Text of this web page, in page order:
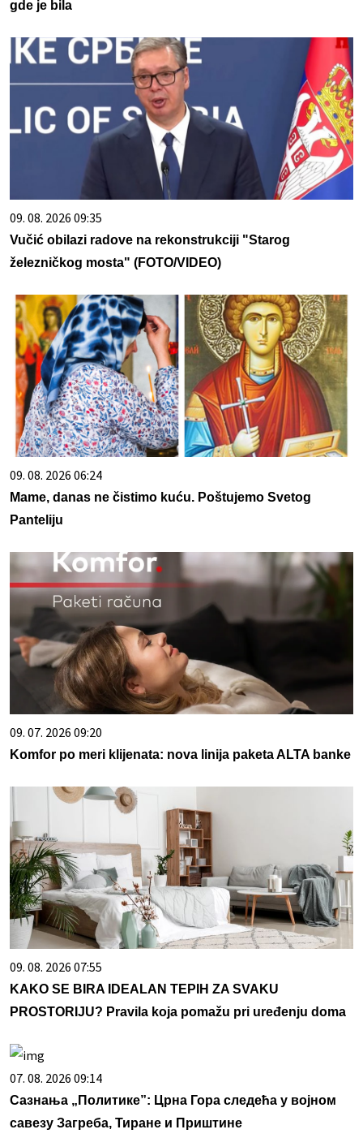
gde je bila
09. 08. 2026 09:35
Vučić obilazi radove na rekonstrukciji "Starog
železničkog mosta" (FOTO/VIDEO)
09. 08. 2026 06:24
Mame, danas ne čistimo kuću. Poštujemo Svetog
Panteliju
09. 07. 2026 09:20
Komfor po meri klijenata: nova linija paketa ALTA banke
09. 08. 2026 07:55
KAKO SE BIRA IDEALAN TEPIH ZA SVAKU
PROSTORIJU? Pravila koja pomažu pri uređenju doma
07. 08. 2026 09:14
Сазнања „Политике”: Црна Гора следећа у војном
савезу Загреба, Тиране и Приштине